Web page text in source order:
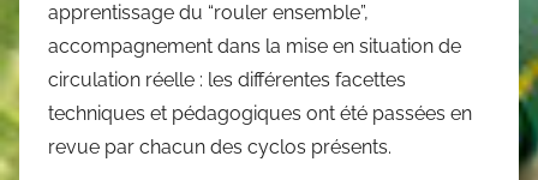
apprentissage du “rouler ensemble”,
accompagnement dans la mise en situation de
circulation réelle : les différentes facettes
techniques et pédagogiques ont été passées en
revue par chacun des cyclos présents.